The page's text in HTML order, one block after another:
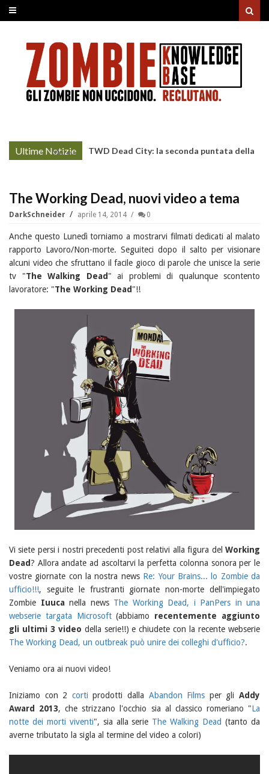
Ultime Notizie
More »
TWD Dead City: la seconda puntata della
The Working Dead, nuovi video a tema
DarkSchneider aprile 14, 2014 0
Anche questo Lunedì torniamo a mostrarvi filmati dedicati al malato
rapporto Lavoro/Non-morte. Seguiteci dopo il salto per visionare
alcuni video che sfruttano il facile gioco di parole che unisce la serie
tv "The Walking Dead" ai problemi di qualunque scontento
lavoratore: "The Working Dead"!!
Vi siete persi i nostri precedenti post relativi alla figura del Working
Dead? Allora andate ad ascoltarvi la perfetta colonna sonora per le
vostre giornate con la nostra news Re: Your Brains... lo Zombie da
ufficio!!!, seguite le frustranti giornate non-morte dell'impiegato
Zombie Iuucanella news The Working Dead, i PanPers in una
webserie targata Microsoft(abbiamo recentemente aggiunto
gli ultimi 3 video della serie!!) e chiudete con la recente webserie
The Working Dead, un outbreak può unire dei colleghi d'ufficio?.
Veniamo ora ai nuovi video!
Iniziamo con 2 corti prodotti dalla Abandon Films per gliAddy
Award 2013, che strizzano l'occhio sia al classico romeriano "La
notte dei morti viventi", sia alla serie The Walking Dead (tanto da
averne tributato la sigla al termine del video a colori)